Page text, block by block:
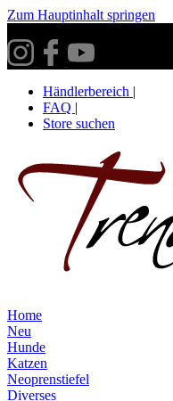
Zum Hauptinhalt springen
Händlerbereich |
FAQ |
Store suchen
Home
Neu
Hunde
Katzen
Neoprenstiefel
Diverses